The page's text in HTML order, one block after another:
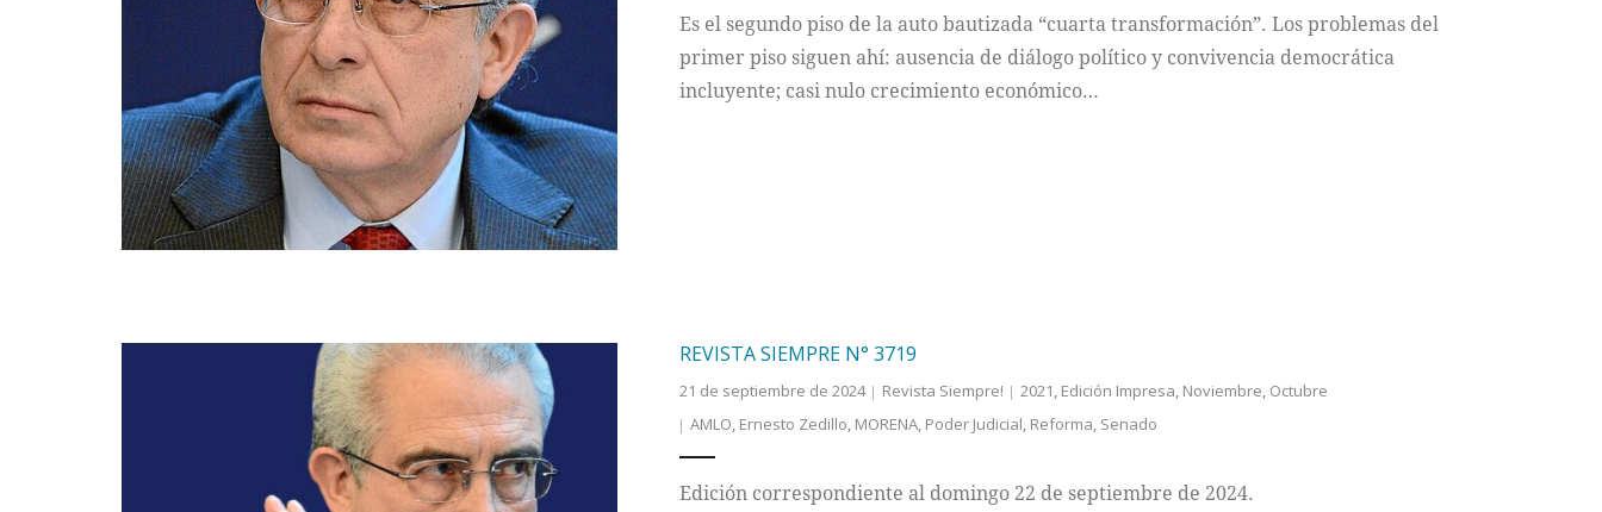
Es el segundo piso de la auto bautizada “cuarta transformación”. Los problemas del
primer piso siguen ahí: ausencia de diálogo político y convivencia democrática
incluyente; casi nulo crecimiento económico…
REVISTA SIEMPRE N° 3719
21 de septiembre de 2024 Revista Siempre! 2021, Edición Impresa, Noviembre, Octubre
AMLO, Ernesto Zedillo, MORENA, Poder Judicial, Reforma, Senado
Edición correspondiente al domingo 22 de septiembre de 2024.